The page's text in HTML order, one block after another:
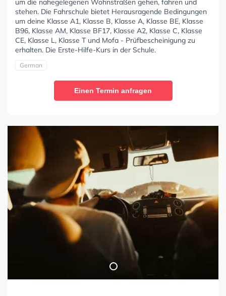
um die nahegelegenen Wohnstraßen gehen, fahren und
stehen. Die Fahrschule bietet Herausragende Bedingungen
um deine Klasse A1, Klasse B, Klasse A, Klasse BE, Klasse
B96, Klasse AM, Klasse BF17, Klasse A2, Klasse C, Klasse
CE, Klasse L, Klasse T und Mofa - Prüfbescheinigung zu
erhalten. Die Erste-Hilfe-Kurs in der Schule.
German
Einen Termin anfragen